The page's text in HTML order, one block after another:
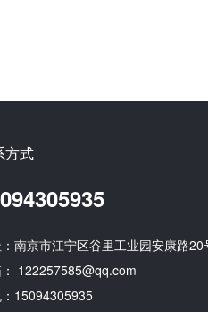
方式
南京市江宁区谷里工业园安康路20
122257585@qq.com
15094305935